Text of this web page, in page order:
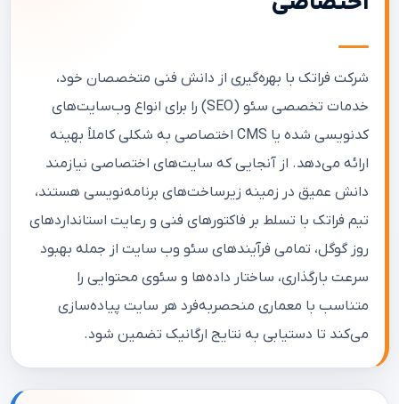
شرکت فراتک با بهره‌گیری از دانش فنی متخصصان خود،
خدمات تخصصی سئو (SEO) را برای انواع وب‌سایت‌های
کدنویسی شده یا CMS اختصاصی به شکلی کاملاً بهینه
ارائه می‌دهد. از آنجایی که سایت‌های اختصاصی نیازمند
دانش عمیق در زمینه زیرساخت‌های برنامه‌نویسی هستند،
تیم فراتک با تسلط بر فاکتورهای فنی و رعایت استانداردهای
روز گوگل، تمامی فرآیندهای سئو وب سایت از جمله بهبود
سرعت بارگذاری، ساختار داده‌ها و سئوی محتوایی را
متناسب با معماری منحصربه‌فرد هر سایت پیاده‌سازی
می‌کند تا دستیابی به نتایج ارگانیک تضمین شود.